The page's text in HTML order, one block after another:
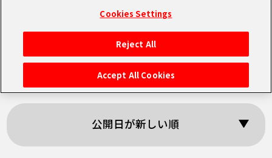
HOME
NEWS
RANKING
「ナッパ」の検索結
果
公開日が新しい順
Cookies Settings
Reject All
Accept All Cookies